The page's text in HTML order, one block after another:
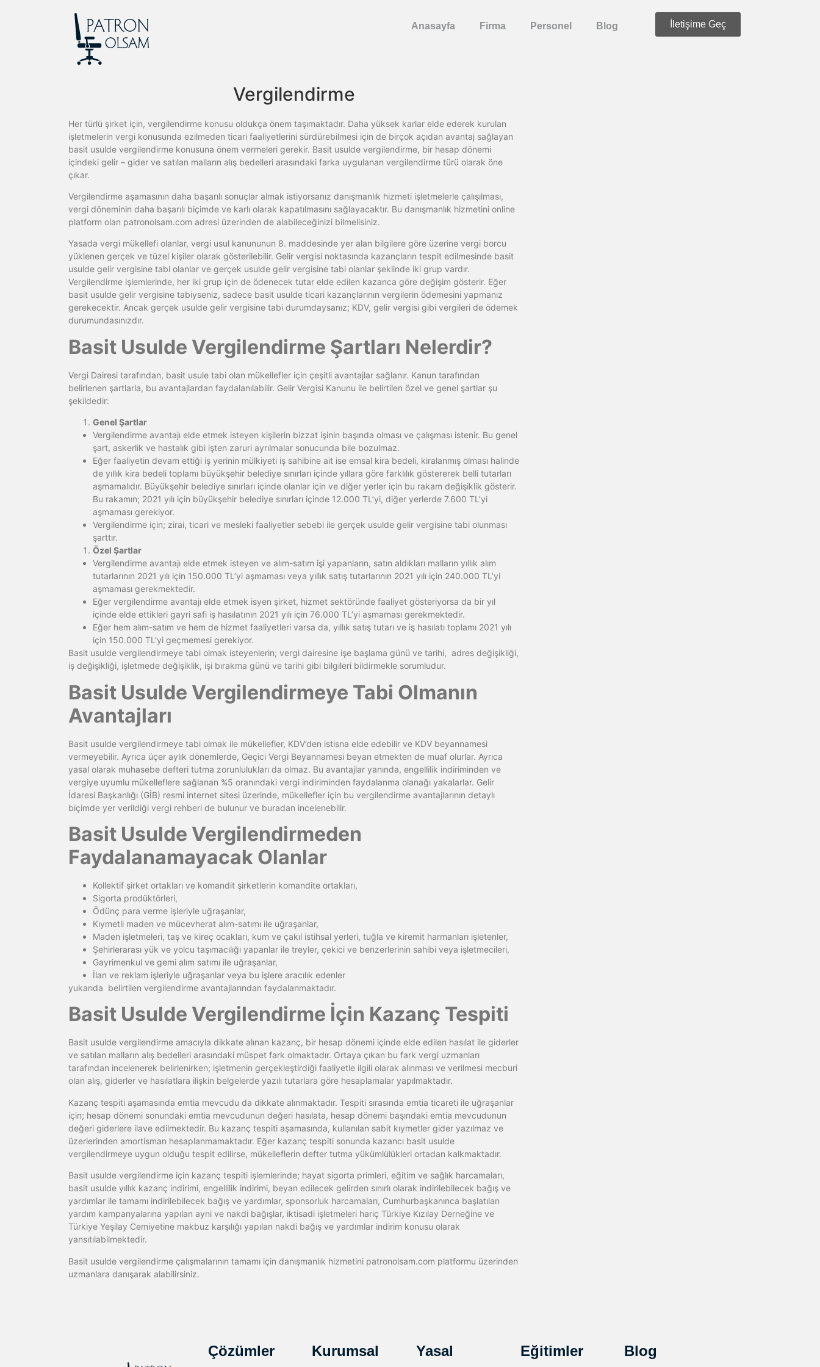
Anasayfa Firma Personel Blog İletişime Geç
Vergilendirme​
Her türlü şirket için, vergilendirme konusu oldukça önem taşımaktadır. Daha yüksek karlar elde ederek kurulan
işletmelerin vergi konusunda ezilmeden ticari faaliyetlerini sürdürebilmesi için de birçok açıdan avantaj sağlayan
basit usulde vergilendirme konusuna önem vermeleri gerekir. Basit usulde vergilendirme, bir hesap dönemi
içindeki gelir – gider ve satılan malların alış bedelleri arasındaki farka uygulanan vergilendirme türü olarak öne
çıkar.
Vergilendirme aşamasının daha başarılı sonuçlar almak istiyorsanız danışmanlık hizmeti işletmelerle çalışılması,
vergi döneminin daha başarılı biçimde ve karlı olarak kapatılmasını sağlayacaktır. Bu danışmanlık hizmetini online
platform olan patronolsam.com adresi üzerinden de alabileceğinizi bilmelisiniz.
Yasada vergi mükellefi olanlar, vergi usul kanununun 8. maddesinde yer alan bilgilere göre üzerine vergi borcu
yüklenen gerçek ve tüzel kişiler olarak gösterilebilir. Gelir vergisi noktasında kazançların tespit edilmesinde basit
usulde gelir vergisine tabi olanlar ve gerçek usulde gelir vergisine tabi olanlar şeklinde iki grup vardır.
Vergilendirme işlemlerinde, her iki grup için de ödenecek tutar elde edilen kazanca göre değişim gösterir. Eğer
basit usulde gelir vergisine tabiyseniz, sadece basit usulde ticari kazançlarının vergilerin ödemesini yapmanız
gerekecektir. Ancak gerçek usulde gelir vergisine tabi durumdaysanız; KDV, gelir vergisi gibi vergileri de ödemek
durumundasınızdır.
Basit Usulde Vergilendirme Şartları Nelerdir?
Vergi Dairesi tarafından, basit usule tabi olan mükellefler için çeşitli avantajlar sağlanır. Kanun tarafından
belirlenen şartlarla, bu avantajlardan faydalanılabilir. Gelir Vergisi Kanunu ile belirtilen özel ve genel şartlar şu
şekildedir:
Genel Şartlar
Vergilendirme avantajı elde etmek isteyen kişilerin bizzat işinin başında olması ve çalışması istenir. Bu genel
şart, askerlik ve hastalık gibi işten zaruri ayrılmalar sonucunda bile bozulmaz.
Eğer faaliyetin devam ettiği iş yerinin mülkiyeti iş sahibine ait ise emsal kira bedeli, kiralanmış olması halinde
de yıllık kira bedeli toplamı büyükşehir belediye sınırları içinde yıllara göre farklılık göstererek belli tutarları
aşmamalıdır. Büyükşehir belediye sınırları içinde olanlar için ve diğer yerler için bu rakam değişiklik gösterir.
Bu rakamın; 2021 yılı için büyükşehir belediye sınırları içinde 12.000 TL’yi, diğer yerlerde 7.600 TL’yi
aşmaması gerekiyor.
Vergilendirme için; zirai, ticari ve mesleki faaliyetler sebebi ile gerçek usulde gelir vergisine tabi olunması
şarttır.
Özel Şartlar
Vergilendirme avantajı elde etmek isteyen ve alım-satım işi yapanların, satın aldıkları malların yıllık alım
tutarlarının 2021 yılı için 150.000 TL’yi aşmaması veya yıllık satış tutarlarının 2021 yılı için 240.000 TL’yi
aşmaması gerekmektedir.
Eğer vergilendirme avantajı elde etmek isyen şirket, hizmet sektöründe faaliyet gösteriyorsa da bir yıl
içinde elde ettikleri gayri safi iş hasılatının 2021 yılı için 76.000 TL’yi aşmaması gerekmektedir.
Eğer hem alım-satım ve hem de hizmet faaliyetleri varsa da, yıllık satış tutarı ve iş hasılatı toplamı 2021 yılı
için 150.000 TL’yi geçmemesi gerekiyor.
Basit usulde vergilendirmeye tabi olmak isteyenlerin; vergi dairesine işe başlama günü ve tarihi, adres değişikliği,
iş değişikliği, işletmede değişiklik, işi bırakma günü ve tarihi gibi bilgileri bildirmekle sorumludur.
Basit Usulde Vergilendirmeye Tabi Olmanın
Avantajları
Basit usulde vergilendirmeye tabi olmak ile mükellefler, KDV’den istisna elde edebilir ve KDV beyannamesi
vermeyebilir. Ayrıca üçer aylık dönemlerde, Geçici Vergi Beyannamesi beyan etmekten de muaf olurlar. Ayrıca
yasal olarak muhasebe defteri tutma zorunlulukları da olmaz. Bu avantajlar yanında, engellilik indiriminden ve
vergiye uyumlu mükelleflere sağlanan %5 oranındaki vergi indiriminden faydalanma olanağı yakalarlar. Gelir
İdaresi Başkanlığı (GİB) resmi internet sitesi üzerinde, mükellefler için bu vergilendirme avantajlarının detaylı
biçimde yer verildiği vergi rehberi de bulunur ve buradan incelenebilir.
Basit Usulde Vergilendirmeden
Faydalanamayacak Olanlar
Kollektif şirket ortakları ve komandit şirketlerin komandite ortakları,
Sigorta prodüktörleri,
Ödünç para verme işleriyle uğraşanlar,
Kıymetli maden ve mücevherat alım-satımı ile uğraşanlar,
Maden işletmeleri, taş ve kireç ocakları, kum ve çakıl istihsal yerleri, tuğla ve kiremit harmanları işletenler,
Şehirlerarası yük ve yolcu taşımacılığı yapanlar ile treyler, çekici ve benzerlerinin sahibi veya işletmecileri,
Gayrimenkul ve gemi alım satımı ile uğraşanlar,
İlan ve reklam işleriyle uğraşanlar veya bu işlere aracılık edenler
yukarıda belirtilen vergilendirme avantajlarından faydalanmaktadır.
Basit Usulde Vergilendirme İçin Kazanç Tespiti
Basit usulde vergilendirme amacıyla dikkate alınan kazanç, bir hesap dönemi içinde elde edilen hasılat ile giderler
ve satılan malların alış bedelleri arasındaki müspet fark olmaktadır. Ortaya çıkan bu fark vergi uzmanları
tarafından incelenerek belirlenirken; işletmenin gerçekleştirdiği faaliyetle ilgili olarak alınması ve verilmesi mecburi
olan alış, giderler ve hasılatlara ilişkin belgelerde yazılı tutarlara göre hesaplamalar yapılmaktadır.
Kazanç tespiti aşamasında emtia mevcudu da dikkate alınmaktadır. Tespiti sırasında emtia ticareti ile uğraşanlar
için; hesap dönemi sonundaki emtia mevcudunun değeri hasılata, hesap dönemi başındaki emtia mevcudunun
değeri giderlere ilave edilmektedir. Bu kazanç tespiti aşamasında, kullanılan sabit kıymetler gider yazılmaz ve
üzerlerinden amortisman hesaplanmamaktadır. Eğer kazanç tespiti sonunda kazancı basit usulde
vergilendirmeye uygun olduğu tespit edilirse, mükelleflerin defter tutma yükümlülükleri ortadan kalkmaktadır.
Basit usulde vergilendirme için kazanç tespiti işlemlerinde; hayat sigorta primleri, eğitim ve sağlık harcamaları,
basit usulde yıllık kazanç indirimi, engellilik indirimi, beyan edilecek gelirden sınırlı olarak indirilebilecek bağış ve
yardımlar ile tamamı indirilebilecek bağış ve yardımlar, sponsorluk harcamaları, Cumhurbaşkanınca başlatılan
yardım kampanyalarına yapılan ayni ve nakdi bağışlar, iktisadi işletmeleri hariç Türkiye Kızılay Derneğine ve
Türkiye Yeşilay Cemiyetine makbuz karşılığı yapılan nakdi bağış ve yardımlar indirim konusu olarak
yansıtılabilmektedir.
Basit usulde vergilendirme çalışmalarının tamamı için danışmanlık hizmetini patronolsam.com platformu üzerinden
uzmanlara danışarak alabilirsiniz.
Çözümler Kurumsal Yasal Eğitimler Blog